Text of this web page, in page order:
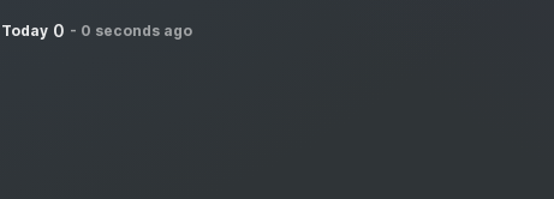
Today 0 - 0 seconds ago